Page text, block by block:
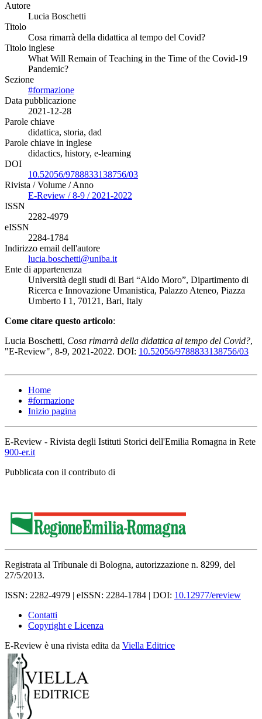
Autore
Lucia Boschetti
Titolo
Cosa rimarrà della didattica al tempo del Covid?
Titolo inglese
What Will Remain of Teaching in the Time of the Covid-19
Pandemic?
Sezione
#formazione
Data pubblicazione
2021-12-28
Parole chiave
didattica, storia, dad
Parole chiave in inglese
didactics, history, e-learning
DOI
10.52056/9788833138756/03
Rivista / Volume / Anno
E-Review / 8-9 / 2021-2022
ISSN
2282-4979
eISSN
2284-1784
Indirizzo email dell'autore
lucia.boschetti@uniba.it
Ente di appartenenza
Università degli studi di Bari “Aldo Moro”, Dipartimento di
Ricerca e Innovazione Umanistica, Palazzo Ateneo, Piazza
Umberto I 1, 70121, Bari, Italy
Come citare questo articolo:
Lucia Boschetti, Cosa rimarrà della didattica al tempo del Covid?,
"E-Review", 8-9, 2021-2022. DOI: 10.52056/9788833138756/03
Home
#formazione
Inizio pagina
E-Review - Rivista degli Istituti Storici dell'Emilia Romagna in Rete
900-er.it
Pubblicata con il contributo di
Registrata al Tribunale di Bologna, autorizzazione n. 8299, del
27/5/2013.
ISSN: 2282-4979 | eISSN: 2284-1784 | DOI: 10.12977/ereview
Contatti
Copyright e Licenza
E-Review è una rivista edita da Viella Editrice